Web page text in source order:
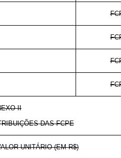
II
DAS FCPE
UNITÁRIO (EM R$)